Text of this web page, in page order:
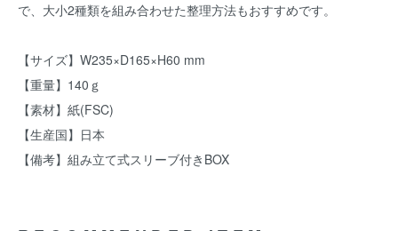
で、大小2種類を組み合わせた整理方法もおすすめです。
【サイズ】W235×D165×H60 mm
【重量】140ｇ
【素材】紙(FSC)
【生産国】日本
【備考】組み立て式スリーブ付きBOX